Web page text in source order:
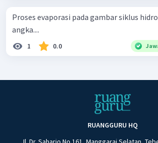
Proses evaporasi pada gambar siklus
angka....
1 0.0
RUANGGURU HQ